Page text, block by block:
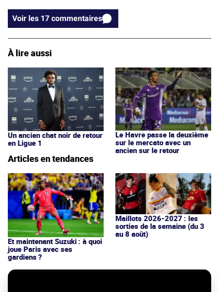
Voir les 17 commentaires
À lire aussi
Un ancien chat noir de retour
en Ligue 1
Le Havre passe la deuxième
sur le mercato avec un
ancien sur le retour
Articles en tendances
Et maintenant Suzuki : à quoi
joue Paris avec ses
gardiens ?
Maillots 2026-2027 : les
sorties de la semaine (du 3
au 8 août)